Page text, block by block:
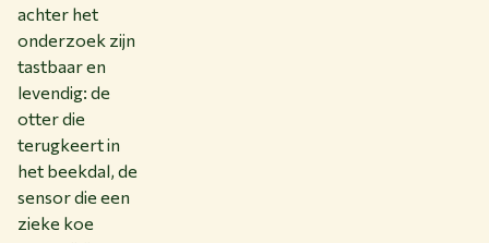
achter het
onderzoek zijn
tastbaar en
levendig: de
otter die
terugkeert in
het beekdal, de
sensor die een
zieke koe